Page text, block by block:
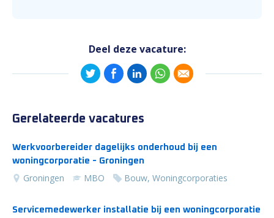
Deel deze vacature:
Gerelateerde vacatures
Werkvoorbereider dagelijks onderhoud bij een
woningcorporatie - Groningen
Groningen MBO Bouw, Woningcorporaties
Servicemedewerker installatie bij een woningcorporatie